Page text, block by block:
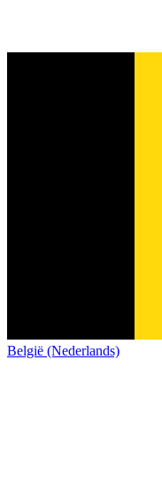
België (Nederlands)